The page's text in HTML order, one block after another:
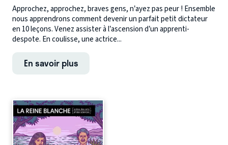
Approchez, approchez, braves gens, n’ayez pas peur ! Ensemble
nous apprendrons comment devenir un parfait petit dictateur
en 10 leçons. Venez assister à l’ascension d’un apprenti-
despote. En coulisse, une actrice...
En savoir plus